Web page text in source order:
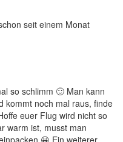
seit einem Monat
so schlimm 🙂 Man kann
kommt noch mal raus, finde
euer Flug wird nicht so
warm ist, musst man